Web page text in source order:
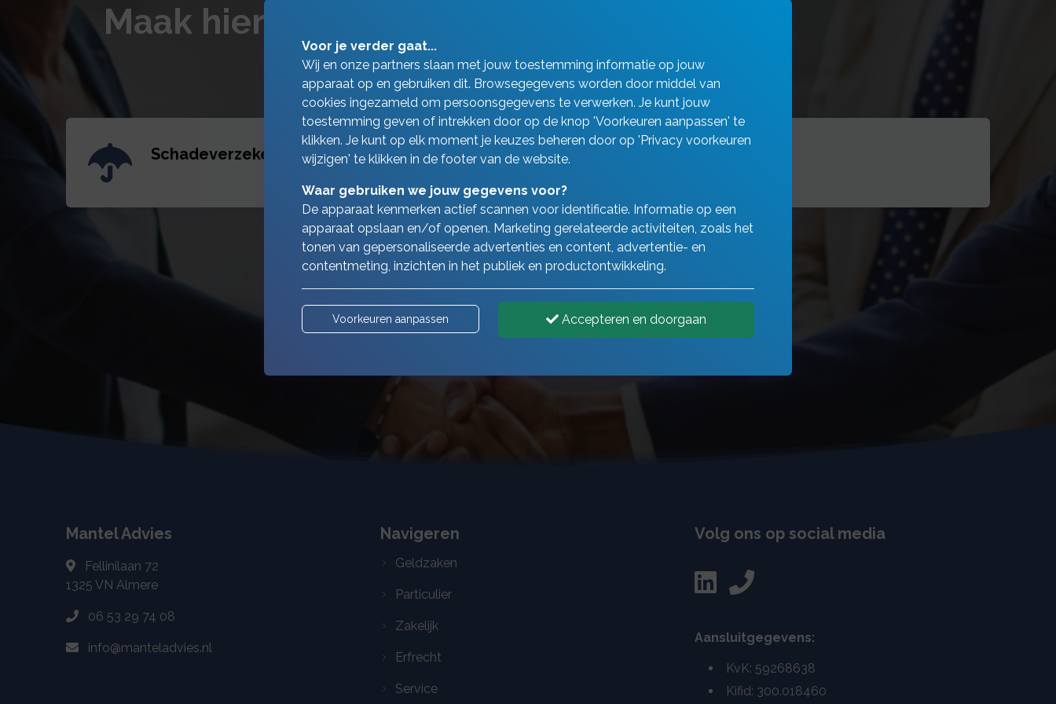
Maak hieronder uw keuze
Schadeverzekeringen Levensverzekeringen
Mantel Advies
Fellinilaan 72
1325 VN Almere
06 53 29 74 08
info@manteladvies.nl
Navigeren
Geldzaken
Particulier
Zakelijk
Erfrecht
Service
Volg ons op social media
Aansluitgegevens:
KvK: 59268638
Kifid: 300.018460
Voor je verder gaat...
Wij en onze partners slaan met jouw toestemming informatie op jouw
apparaat op en gebruiken dit. Browsegegevens worden door middel van
cookies ingezameld om persoonsgegevens te verwerken. Je kunt jouw
toestemming geven of intrekken door op de knop 'Voorkeuren aanpassen' te
klikken. Je kunt op elk moment je keuzes beheren door op 'Privacy voorkeuren
wijzigen' te klikken in de footer van de website.
Waar gebruiken we jouw gegevens voor?
De apparaat kenmerken actief scannen voor identificatie. Informatie op een
apparaat opslaan en/of openen. Marketing gerelateerde activiteiten, zoals het
tonen van gepersonaliseerde advertenties en content, advertentie- en
contentmeting, inzichten in het publiek en productontwikkeling.
Voorkeuren aanpassen Accepteren en doorgaan